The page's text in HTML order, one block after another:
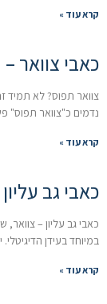
קרא עוד »
כאבי צוואר
צוואר תפוס? לא תמיד
נדמים כ"צוואר תפוס"
קרא עוד »
כאבי גב עליון
כאבי גב עליון –
במיוחד בעידן
קרא עוד »